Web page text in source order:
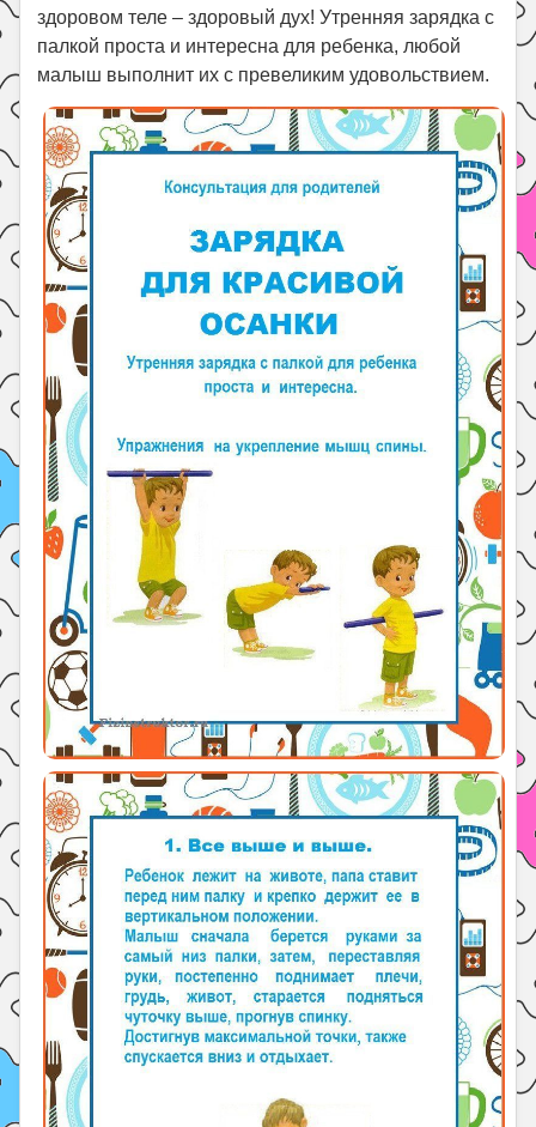
Поиск
здоровом теле – здоровый дух! Утренняя зарядка с
палкой проста и интересна для ребенка, любой
малыш выполнит их с превеликим удовольствием.